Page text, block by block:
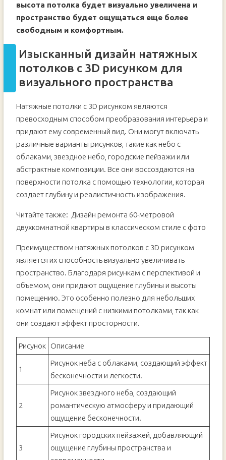
высота потолка будет визуально увеличена и
пространство будет ощущаться еще более
свободным и комфортным.
Изысканный дизайн натяжных
потолков с 3D рисунком для
визуального пространства
Натяжные потолки с 3D рисунком являются
превосходным способом преобразования интерьера и
придают ему современный вид. Они могут включать
различные варианты рисунков, такие как небо с
облаками, звездное небо, городские пейзажи или
абстрактные композиции. Все они воссоздаются на
поверхности потолка с помощью технологии, которая
создает глубину и реалистичность изображения.
Читайте также: Дизайн ремонта 60-метровой
двухкомнатной квартиры в классическом стиле с фото
Преимуществом натяжных потолков с 3D рисунком
является их способность визуально увеличивать
пространство. Благодаря рисункам с перспективой и
объемом, они придают ощущение глубины и высоты
помещению. Это особенно полезно для небольших
комнат или помещений с низкими потолками, так как
они создают эффект просторности.
Рисунок Описание
1
Рисунок неба с облаками, создающий эффект
бесконечности и легкости.
2
Рисунок звездного неба, создающий
романтическую атмосферу и придающий
ощущение бесконечности.
3
Рисунок городских пейзажей, добавляющий
ощущение глубины пространства и